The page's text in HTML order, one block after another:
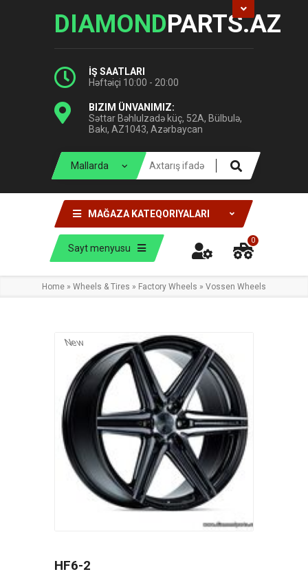
DIAMONDPARTS.AZ
İŞ SAATLARI
Həftəiçi 10:00 - 20:00
BIZIM ÜNVANIMIZ:
Səttar Bəhlulzadə küç, 52A, Bülbulə,
Bakı, AZ1043, Azərbaycan
MAĞAZA KATEQORIYALARI
Sayt menyusu
0
Home » Wheels & Tires » Factory Wheels » Vossen Wheels
New
HF6-2